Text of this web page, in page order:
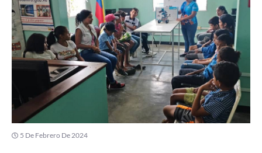
5 De Febrero De 2024